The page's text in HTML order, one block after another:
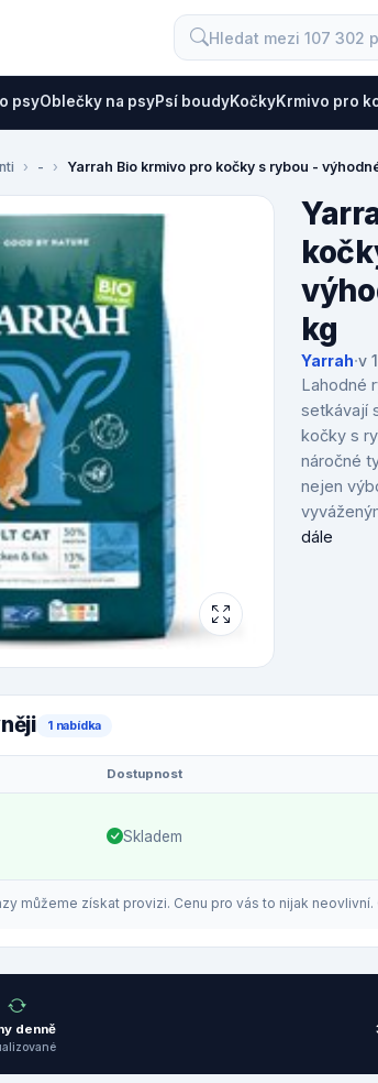
psyOblečky na psyPsí boudyKočkyKrmivo pro
- Yarrah Bio krmivo pro kočky s rybou -
kg
Yarrah·v
Lahodné
setkávají
kočky s
náročné
nejen
dále
1 nabídka
Dostupnost
Skladem
můžeme získat provizi. Cenu pro vás to nijak
denně